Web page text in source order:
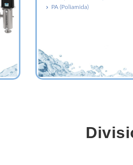
PA (Poliamida)